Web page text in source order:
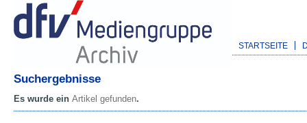
STARTSEITE
Suchergebnisse
Es wurde ein Artikel gefunden.